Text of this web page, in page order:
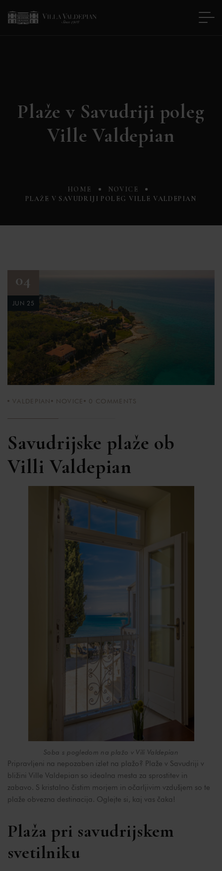
Plaže v Savudriji poleg
Ville Valdepian
HOME
NOVICE
PLAŽE V SAVUDRIJI POLEG VILLE VALDEPIAN
04
JUN 25
VALDEPIAN NOVICE 0 COMMENTS
Savudrijske plaže ob
Villi Valdepian
Soba s pogledom na plažo v Vili Valdepian
Pripravljeni na nepozaben izlet na plažo? Plaže v Savudriji v
bližini Ville Valdepian so idealna mesta za sprostitev in
zabavo. S kristalno čistim morjem in očarljivim vzdušjem so te
plaže obvezna destinacija. Oglejte si, kaj vas čaka!
Plaža pri savudrijskem
svetilniku